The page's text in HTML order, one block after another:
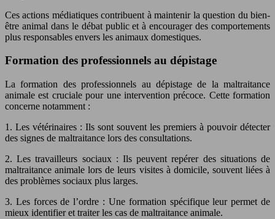
Ces actions médiatiques contribuent à maintenir la question du bien-
être animal dans le débat public et à encourager des comportements
plus responsables envers les animaux domestiques.
Formation des professionnels au dépistage
La formation des professionnels au dépistage de la maltraitance
animale est cruciale pour une intervention précoce. Cette formation
concerne notamment :
1. Les vétérinaires : Ils sont souvent les premiers à pouvoir détecter
des signes de maltraitance lors des consultations.
2. Les travailleurs sociaux : Ils peuvent repérer des situations de
maltraitance animale lors de leurs visites à domicile, souvent liées à
des problèmes sociaux plus larges.
3. Les forces de l’ordre : Une formation spécifique leur permet de
mieux identifier et traiter les cas de maltraitance animale.